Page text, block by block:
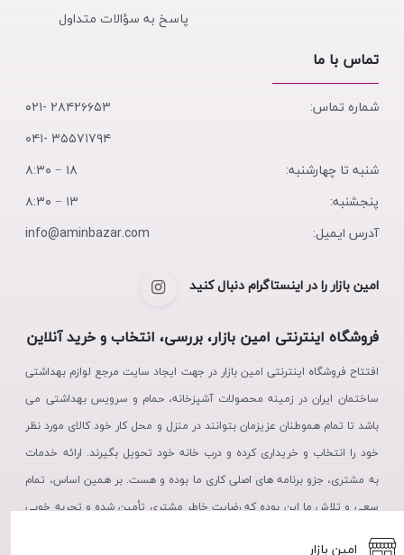
امین بازار
پاسخ به سؤالات متداول
تماس با ما
شماره تماس:
۲۸۴۲۶۶۵۳ -۰۲۱
۳۵۵۷۱۷۹۴ -۰۴۱
شنبه تا چهارشنبه:
۱۸ − ۸:۳۰
پنجشنبه:
۱۳ − ۸:۳۰
آدرس ایمیل:
info@aminbazar.com
امین بازار را در اینستاگرام دنبال کنید
فروشگاه اینترنتی امین بازار، بررسی، انتخاب و خرید آنلاین
افتتاح فروشگاه اینترنتی امین بازار در جهت ایجاد سایت مرجع لوازم بهداشتی
ساختمان ایران در زمینه محصولات آشپزخانه، حمام و سرویس بهداشتی می
باشد تا تمام هموطنان عزیزمان بتوانند در منزل و محل کار خود کالای مورد نظر
خود را انتخاب و خریداری کرده و درب خانه خود تحویل بگیرند. ارائه خدمات
به مشتری، جزو برنامه های اصلی کاری ما بوده و هست. بر همین اساس، تمام
سعی و تلاش ما این بوده که رضایت خاطر مشتری تأمین شده و تجربه خوبی
از خرید، در ذهن مشتریان عزیز نقش بندد.